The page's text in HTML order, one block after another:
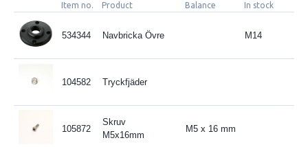
Item no. Product Balance In stock
534344 Navbricka Övre M14
104582 Tryckfjäder
105872
Skruv
M5x16mm
M5 x 16 mm